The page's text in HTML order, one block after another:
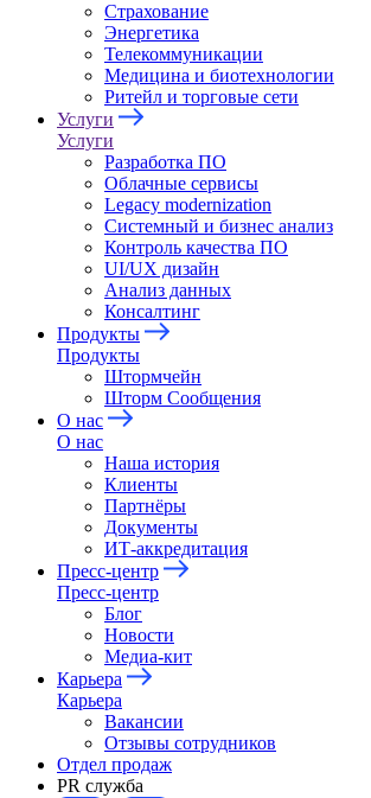
Страхование
Энергетика
Телекоммуникации
Медицина и биотехнологии
Ритейл и торговые сети
Услуги
Услуги
Разработка ПО
Облачные сервисы
Legacy modernization
Системный и бизнес анализ
Контроль качества ПО
UI/UX дизайн
Анализ данных
Консалтинг
Продукты
Продукты
Штормчейн
Шторм Сообщения
О нас
О нас
Наша история
Клиенты
Партнёры
Документы
ИТ-аккредитация
Пресс-центр
Пресс-центр
Блог
Новости
Медиа-кит
Карьера
Карьера
Вакансии
Отзывы сотрудников
Отдел продаж
PR служба